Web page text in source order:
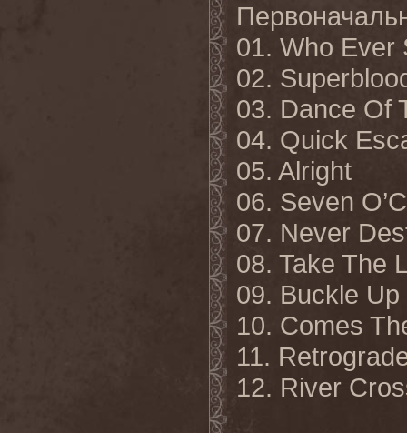
01. Who Ever
02.
03. Dance Of
04. Quick
05. Alright
06. Seven
07. Never
08. Take The
09. Buckle Up
10. Comes
11.
12. River